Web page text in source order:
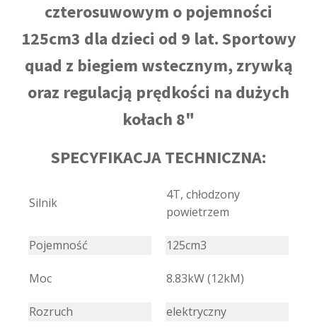
czterosuwowym o pojemności
125cm3 dla dzieci od 9 lat. Sportowy
quad z biegiem wstecznym, zrywką
oraz regulacją prędkości na dużych
kołach 8"
SPECYFIKACJA TECHNICZNA:
Silnik
4T, chłodzony
powietrzem
Pojemność 125cm3
Moc 8.83kW (12kM)
Rozruch elektryczny